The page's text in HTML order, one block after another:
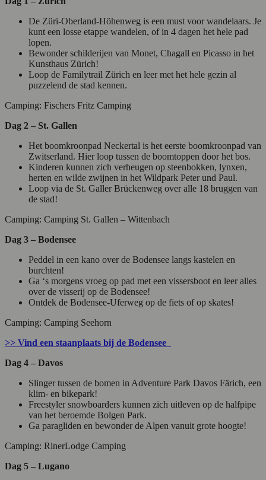
De Züri-Oberland-Höhenweg is een must voor wandelaars. Je
kunt een losse etappe wandelen, of in 4 dagen het hele pad
lopen.
Bewonder schilderijen van Monet, Chagall en Picasso in het
Kunsthaus Zürich!
Loop de Familytrail Zürich en leer met het hele gezin al
puzzelend de stad kennen.
Camping: Fischers Fritz Camping
Dag 2 – St. Gallen
Het boomkroonpad Neckertal is het eerste boomkroonpad van
Zwitserland. Hier loop tussen de boomtoppen door het bos.
Kinderen kunnen zich verheugen op steenbokken, lynxen,
herten en wilde zwijnen in het Wildpark Peter und Paul.
Loop via de St. Galler Brückenweg over alle 18 bruggen van
de stad!
Camping: Camping St. Gallen – Wittenbach
Dag 3 – Bodensee
Peddel in een kano over de Bodensee langs kastelen en
burchten!
Ga ‘s morgens vroeg op pad met een vissersboot en leer alles
over de visserij op de Bodensee!
Ontdek de Bodensee-Uferweg op de fiets of op skates!
Camping: Camping Seehorn
>> Vind een staanplaats bij de Bodensee
Dag 4 – Davos
Slinger tussen de bomen in Adventure Park Davos Färich, een
klim- en bikepark!
Freestyler snowboarders kunnen zich uitleven op de halfpipe
van het beroemde Bolgen Park.
Ga paragliden en bewonder de Alpen vanuit grote hoogte!
Camping: RinerLodge Camping
Dag 5 – Lugano